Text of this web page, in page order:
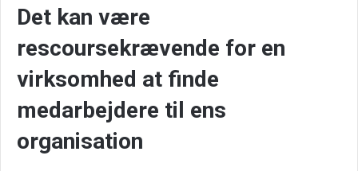
Det kan være
rescoursekrævende for en
virksomhed at finde
medarbejdere til ens
organisation